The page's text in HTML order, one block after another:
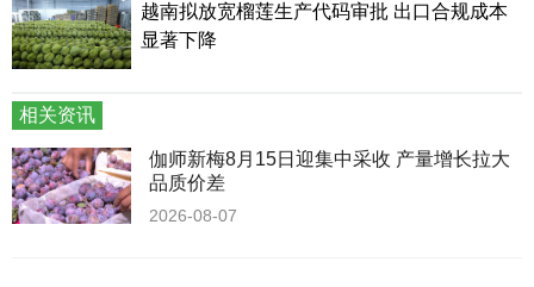
越南拟放宽榴莲生产代码审批 出口合规成本
显著下降
相关资讯
伽师新梅8月15日迎集中采收 产量增长拉大
品质价差
2026-08-07